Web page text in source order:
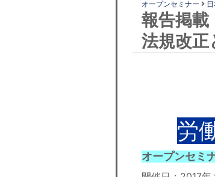
オープンセミナー
報告掲載
法規改正
労
オープンセミ